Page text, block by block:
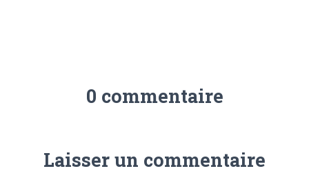
0 commentaire
Laisser un commentaire